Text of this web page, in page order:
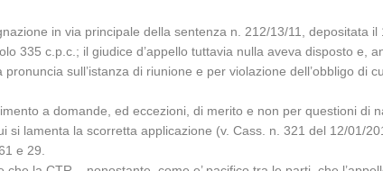
in via principale della sentenza n. 212/13/11, depositata
335 c.p.c.; il giudice d’appello tuttavia nulla aveva disposto e,
sull’istanza di riunione e per violazione dell’obbligo di
a domande, ed eccezioni, di merito e non per questioni di
lamenta la scorretta applicazione (v. Cass. n. 321 del 12/01/
e 29.